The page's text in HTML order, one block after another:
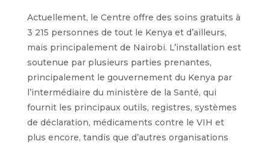
Actuellement, le Centre offre des soins gratuits à
3 215 personnes de tout le Kenya et d’ailleurs,
mais principalement de Nairobi. L’installation est
soutenue par plusieurs parties prenantes,
principalement le gouvernement du Kenya par
l’intermédiaire du ministère de la Santé, qui
fournit les principaux outils, registres, systèmes
de déclaration, médicaments contre le VIH et
plus encore, tandis que d’autres organisations